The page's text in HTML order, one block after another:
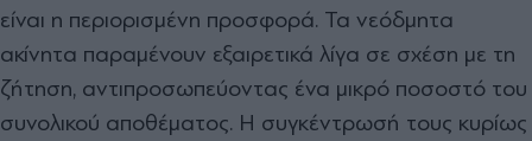
είναι η περιορισμένη προσφορά. Τα νεόδμητα
ακίνητα παραμένουν εξαιρετικά λίγα σε σχέση με τη
ζήτηση, αντιπροσωπεύοντας ένα μικρό ποσοστό του
συνολικού αποθέματος. Η συγκέντρωσή τους κυρίως